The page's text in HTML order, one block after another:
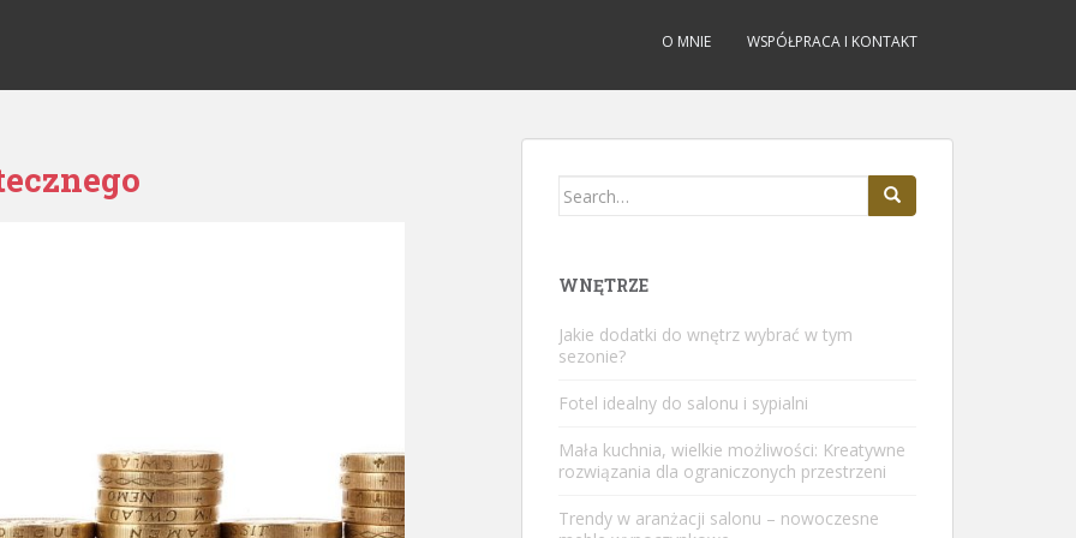
O MNIE WSPÓŁPRACA I KONTAKT
Search
WNĘTRZE
Jakie dodatki do wnętrz wybrać w tym
sezonie?
Fotel idealny do salonu i sypialni
Mała kuchnia, wielkie możliwości: Kreatywne
rozwiązania dla ograniczonych przestrzeni
Trendy w aranżacji salonu – nowoczesne